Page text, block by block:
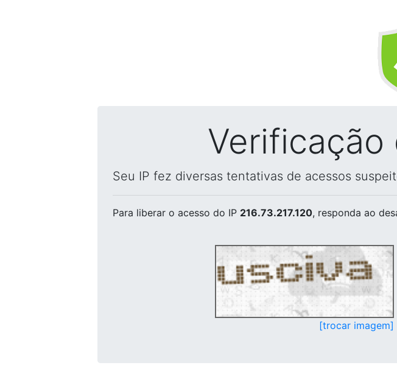
Verificação
Seu IP fez diversas tentativas de acessos
Para liberar o acesso do IP 216.73.217.120, responda ao
[trocar imagem]